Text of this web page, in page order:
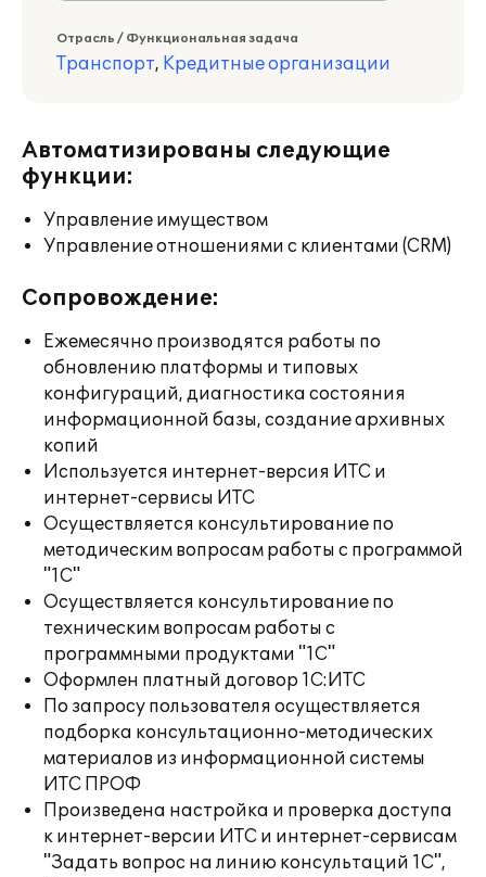
Отрасль / Функциональная задача
Транспорт, Кредитные организации
Автоматизированы следующие
функции:
Управление имуществом
Управление отношениями с клиентами (CRM)
Сопровождение:
Ежемесячно производятся работы по
обновлению платформы и типовых
конфигураций, диагностика состояния
информационной базы, создание архивных
копий
Используется интернет-версия ИТС и
интернет-сервисы ИТС
Осуществляется консультирование по
методическим вопросам работы с программой
"1С"
Осуществляется консультирование по
техническим вопросам работы с
программными продуктами "1С"
Оформлен платный договор 1С:ИТС
По запросу пользователя осуществляется
подборка консультационно-методических
материалов из информационной системы
ИТС ПРОФ
Произведена настройка и проверка доступа
к интернет-версии ИТС и интернет-сервисам
"Задать вопрос на линию консультаций 1С",